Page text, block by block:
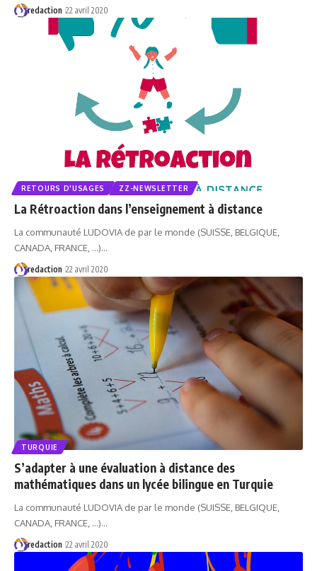
redaction 22 avril 2020
RETOURS D'USAGES ZZ-NEWSLETTER
La Rétroaction dans l’enseignement à distance
La communauté LUDOVIA de par le monde (SUISSE, BELGIQUE,
CANADA, FRANCE, ...)…
redaction 22 avril 2020
TURQUIE
S’adapter à une évaluation à distance des
mathématiques dans un lycée bilingue en Turquie
La communauté LUDOVIA de par le monde (SUISSE, BELGIQUE,
CANADA, FRANCE, ...)…
redaction 22 avril 2020